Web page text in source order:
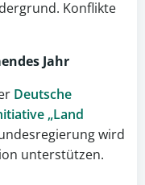
Konflikte
Jahr
Deutsche
„Land
wird
unterstützen.